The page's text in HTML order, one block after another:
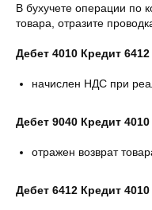
В бухучете операции по
товара, отразите
Дебет 4010 Кредит 6412
начислен НДС при
Дебет 9040 Кредит 4010
отражен возврат
Дебет 6412 Кредит 4010